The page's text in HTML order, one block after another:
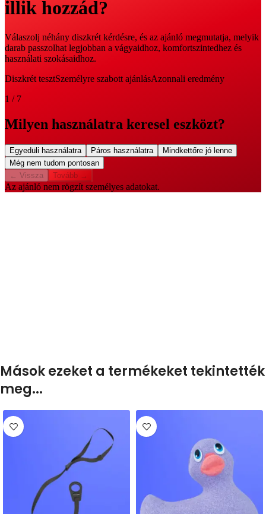
Mások ezeket a termékeket tekintették
meg...